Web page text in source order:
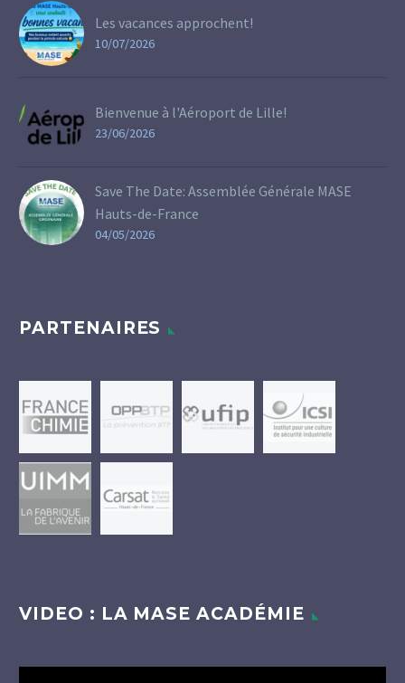
Les vacances approchent!
10/07/2026
Bienvenue à l'Aéroport de Lille!
23/06/2026
Save The Date: Assemblée Générale MASE
Hauts-de-France
04/05/2026
PARTENAIRES
VIDEO : LA MASE ACADÉMIE